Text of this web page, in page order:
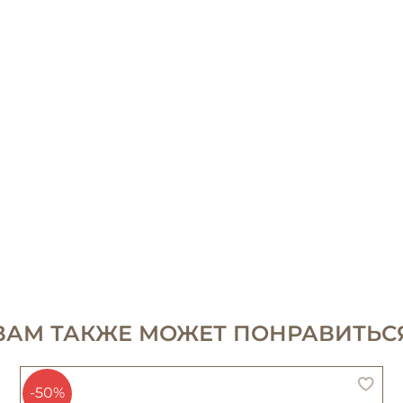
ТАКЖЕ МОЖЕТ
-50%